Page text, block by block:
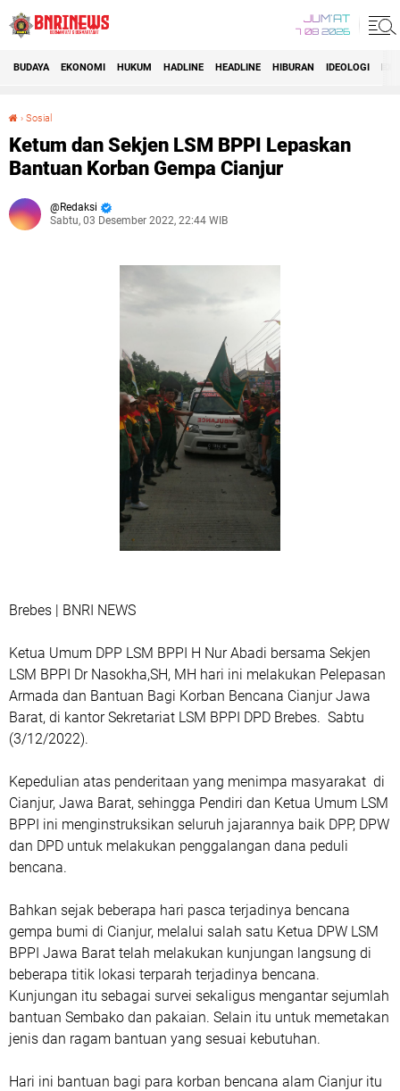
JUM'AT
7 08 2026
BUDAYA EKONOMI HUKUM HADLINE HEADLINE HIBURAN IDEOLOGI
› Sosial
Ketum dan Sekjen LSM BPPI Lepaskan
Bantuan Korban Gempa Cianjur
Redaksi
Sabtu, 03 Desember 2022, 22:44 WIB
Brebes | BNRI NEWS
Ketua Umum DPP LSM BPPI H Nur Abadi bersama Sekjen
LSM BPPI Dr Nasokha,SH, MH hari ini melakukan Pelepasan
Armada dan Bantuan Bagi Korban Bencana Cianjur Jawa
Barat, di kantor Sekretariat LSM BPPI DPD Brebes. Sabtu
(3/12/2022).
Kepedulian atas penderitaan yang menimpa masyarakat di
Cianjur, Jawa Barat, sehingga Pendiri dan Ketua Umum LSM
BPPI ini menginstruksikan seluruh jajarannya baik DPP, DPW
dan DPD untuk melakukan penggalangan dana peduli
bencana.
Bahkan sejak beberapa hari pasca terjadinya bencana
gempa bumi di Cianjur, melalui salah satu Ketua DPW LSM
BPPI Jawa Barat telah melakukan kunjungan langsung di
beberapa titik lokasi terparah terjadinya bencana.
Kunjungan itu sebagai survei sekaligus mengantar sejumlah
bantuan Sembako dan pakaian. Selain itu untuk memetakan
jenis dan ragam bantuan yang sesuai kebutuhan.
Hari ini bantuan bagi para korban bencana alam Cianjur itu